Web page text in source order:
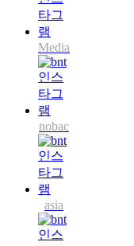
Media
nobac
asia